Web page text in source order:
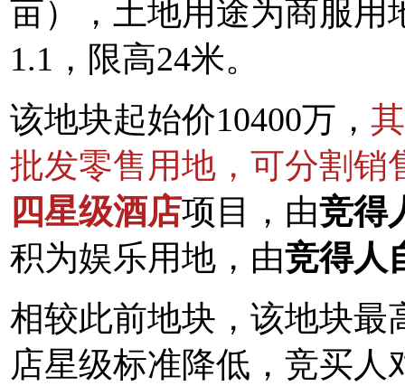
亩），土地用途为商服用
1.1，限高24米。
该地块起始价10400万，
批发零售用地，可分割销
四星级酒店项目，由竞得
积为娱乐用地，由竞得人
相较此前地块，该地块最
店星级标准降低，竞买